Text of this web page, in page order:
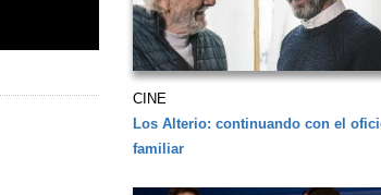
CINE
Los Alterio: continuando con el
familiar